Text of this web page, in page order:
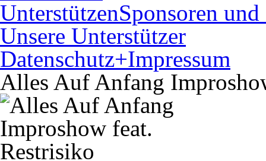
UnterstützenSponsoren
Unsere Unterstützer
Datenschutz+Impressum
Alles Auf Anfang